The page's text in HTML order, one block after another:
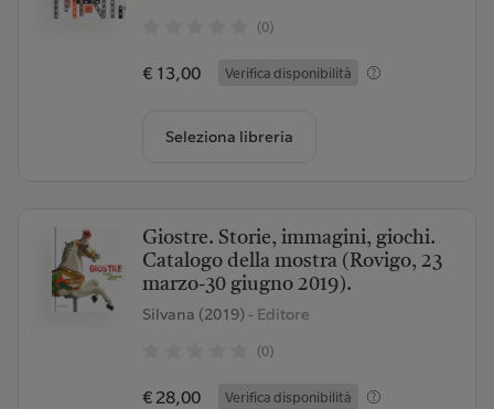
(0)
€ 13,00 Verifica disponibilità
Seleziona libreria
Giostre. Storie, immagini, giochi.
Catalogo della mostra (Rovigo, 23
marzo-30 giugno 2019).
Silvana (2019)- Editore
(0)
€ 28,00 Verifica disponibilità